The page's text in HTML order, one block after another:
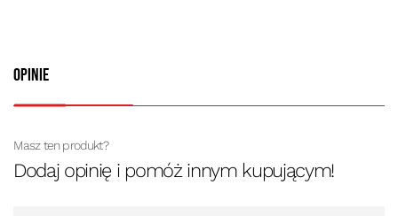
Opinie
Masz ten produkt?
Dodaj opinię i pomóż innym kupującym!